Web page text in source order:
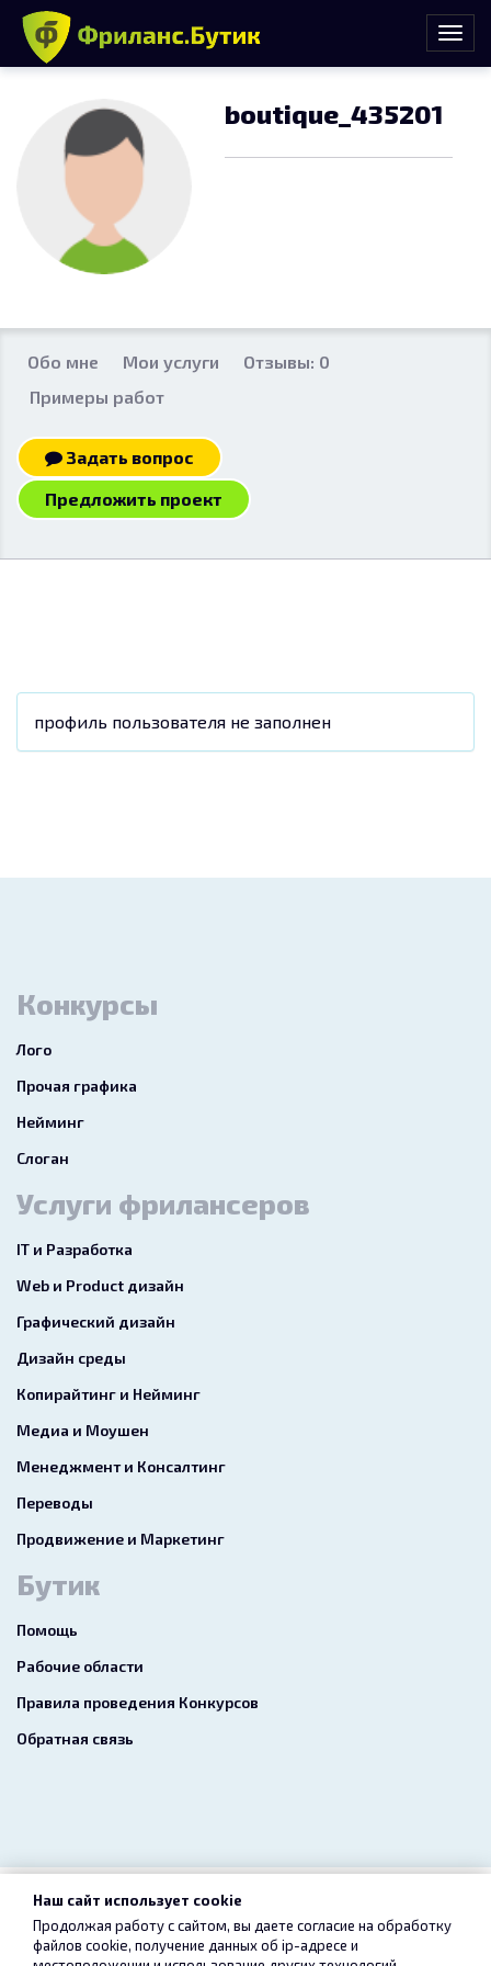
boutique_435201
Обо мне Мои услуги
Отзывы: 0
Примеры работ
Задать вопрос
Предложить проект
профиль пользователя не заполнен
Конкурсы
Лого
Прочая графика
Нейминг
Слоган
Услуги фрилансеров
IT и Разработка
Web и Product дизайн
Графический дизайн
Дизайн среды
Копирайтинг и Нейминг
Медиа и Моушен
Менеджмент и Консалтинг
Переводы
Продвижение и Маркетинг
Бутик
Помощь
Рабочие области
Правила проведения Конкурсов
Обратная связь
2026 freelance.boutique
Пользовательское соглашение Конфиденциальность
Наш сайт использует cookie
Продолжая работу с сайтом, вы даете согласие на обработку
файлов cookie, получение данных об ip-адресе и